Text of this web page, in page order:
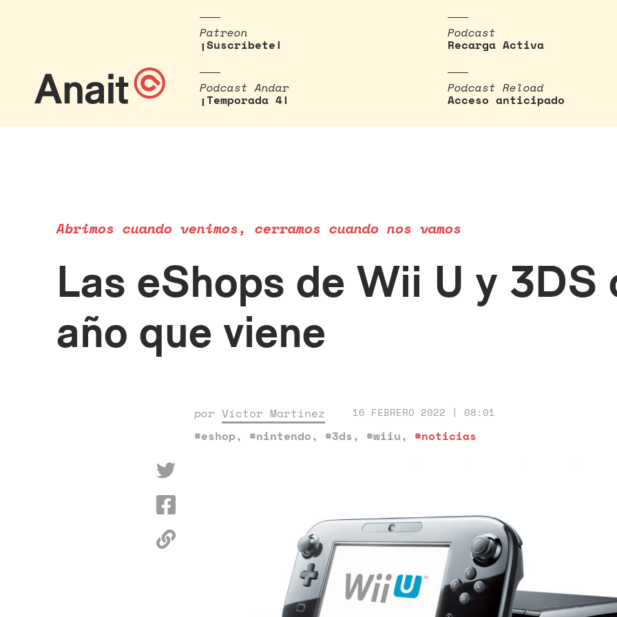
Patreon
¡Suscríbete!
Podcast
Recarga Activa
Podcast Andar
¡Temporada 4!
Podcast Reload
Acceso anticipado
Abrimos cuando venimos, cerramos cuando nos vamos
Las eShops de Wii U y 3DS
año que viene
por Víctor Martínez 16 FEBRERO 2022 | 08:01
#eshop, #nintendo, #3ds, #wiiu, #noticias